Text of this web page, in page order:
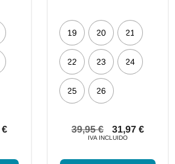
€
19 20 21
22 23 24
25 26
39,95€ 31,97 €
IVA INCLUIDO